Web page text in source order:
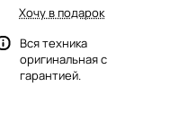
Хочу в подарок
Вся техника
оригинальная с
гарантией.